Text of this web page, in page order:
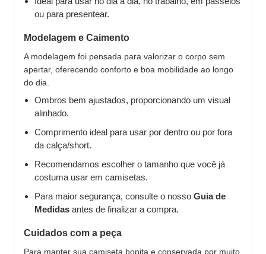
ou para presentear.
Modelagem e Caimento
A modelagem foi pensada para valorizar o corpo sem
apertar, oferecendo conforto e boa mobilidade ao longo
do dia.
Ombros bem ajustados, proporcionando um visual
alinhado.
Comprimento ideal para usar por dentro ou por fora
da calça/short.
Recomendamos escolher o tamanho que você já
costuma usar em camisetas.
Para maior segurança, consulte o nosso Guia de
Medidas antes de finalizar a compra.
Cuidados com a peça
Para manter sua camiseta bonita e conservada por muito